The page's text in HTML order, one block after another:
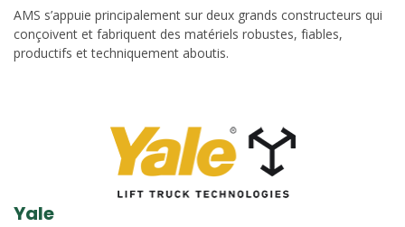
AMS s’appuie principalement sur deux grands constructeurs qui
conçoivent et fabriquent des matériels robustes, fiables,
productifs et techniquement aboutis.
Yale